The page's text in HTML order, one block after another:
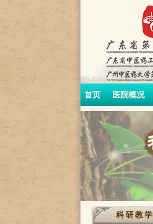
首页 医院概况
科研教学